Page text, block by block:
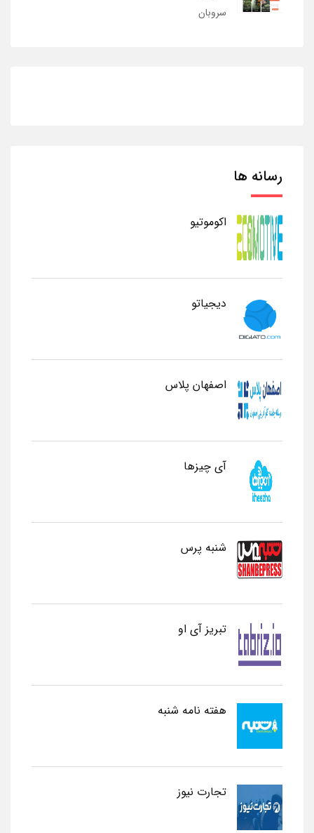
سروبان
رسانه ها
اکوموتیو
دیجیاتو
اصفهان پلاس
آی چیزها
شنبه پرس
تبریز آی او
هفته نامه شنبه
تجارت نیوز